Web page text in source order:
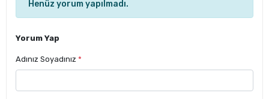
Henüz yorum yapılmadı.
Yorum Yap
Adınız Soyadınız *